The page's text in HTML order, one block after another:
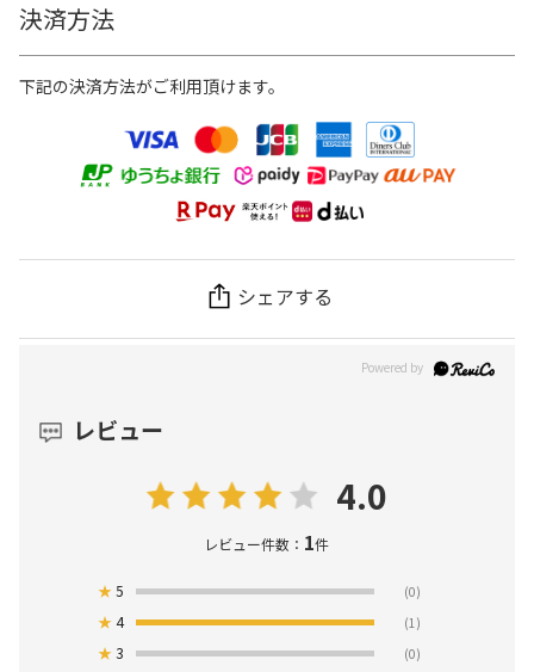
決済方法
下記の決済方法がご利用頂けます。
シェアする
レビュー
4.0
レビュー件数： 1件
★5 (0)
★4 (1)
★3 (0)